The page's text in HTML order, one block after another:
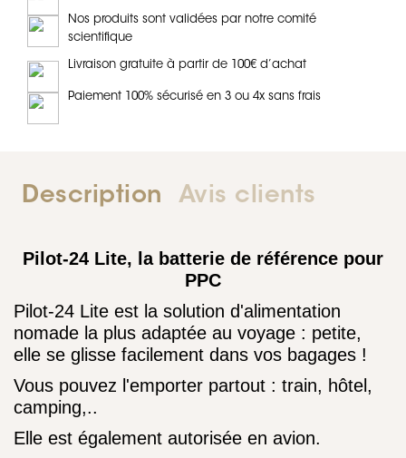
Nos produits sont validées par notre comité
scientifique
Livraison gratuite à partir de 100€ d’achat
Paiement 100% sécurisé en 3 ou 4x sans frais
Description Avis clients
Pilot-24 Lite, la batterie de référence pour
PPC
Pilot-24 Lite est la solution d'alimentation
nomade la plus adaptée au voyage : petite,
elle se glisse facilement dans vos bagages !
Vous pouvez l'emporter partout : train, hôtel,
camping,..
Elle est également autorisée en avion.